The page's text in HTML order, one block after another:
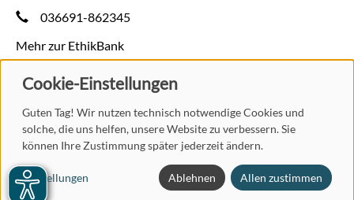
036691-862345
Mehr zur EthikBank
Kontakt
Presse
Aktuelles
Einlagensicherung
AGB Vertrag widerrufen
Impressum
Pflichtinformationen
Nutzungsbedingungen
Cookie-Einstellungen
Guten Tag! Wir nutzen technisch notwendige Cookies und
solche, die uns helfen, unsere Website zu verbessern. Sie
können Ihre Zustimmung später jederzeit ändern.
Einstellungen Ablehnen Allen zustimmen